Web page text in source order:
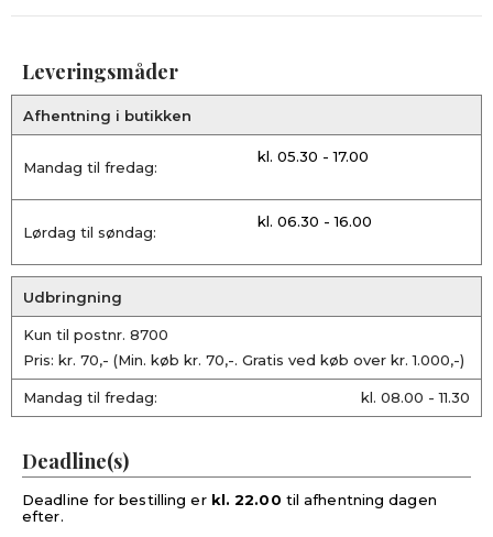
Leveringsmåder
Afhentning i butikken
Mandag til fredag:
kl. 05.30 - 17.00
Lørdag til søndag:
kl. 06.30 - 16.00
Udbringning
Kun til postnr. 8700
Pris: kr. 70,- (Min. køb kr. 70,-. Gratis ved køb over kr. 1.000,-)
Mandag til fredag: kl. 08.00 - 11.30
Deadline(s)
Deadline for bestilling er kl. 22.00 til afhentning dagen
efter.